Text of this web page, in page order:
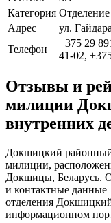
Категория
Адрес
ул.
Телефон
+375 29
41-02,
Отзывы и
милиции
внутренних
Докшицкий районный
милиции,
Докшицы, Беларусь.
и контактные данные
отделения
информационном